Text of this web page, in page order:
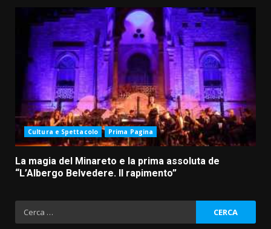
Cultura e Spettacolo Prima Pagina
La magia del Minareto e la prima assoluta de
“L’Albergo Belvedere. Il rapimento”
Ricerca
per: